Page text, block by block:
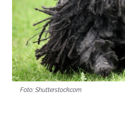
Foto: Shutterstock.com